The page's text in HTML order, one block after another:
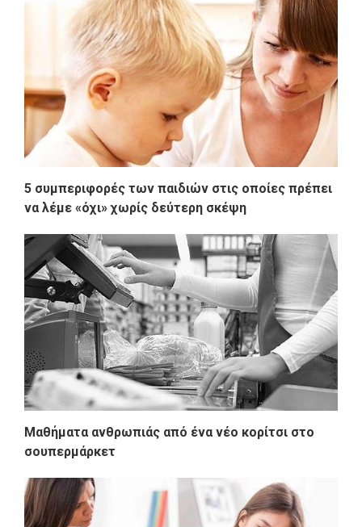
5 συμπεριφορές των παιδιών στις οποίες πρέπει
να λέμε «όχι» χωρίς δεύτερη σκέψη
Μαθήματα ανθρωπιάς από ένα νέο κορίτσι στο
σουπερμάρκετ